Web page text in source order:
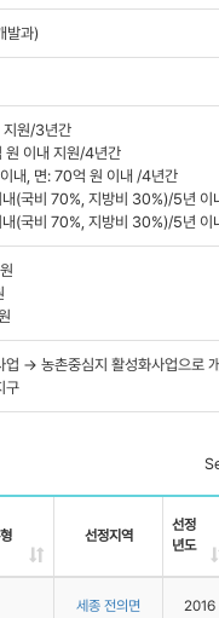
발과)
원/3년간
이내 지원/4년간
내, 면: 70억 원 이내 /4년간
(국비 70%, 지방비 30%)/5년 이
(국비 70%, 지방비 30%)/5년 이
업 → 농촌중심지 활성화사업으
구
선정지역
선정
년도
세종 전의면 2016